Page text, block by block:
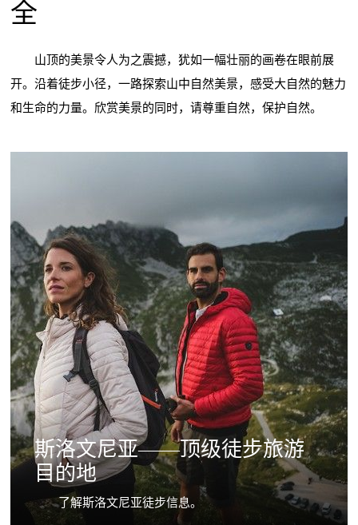
全
山顶的美景令人为之震撼，犹如一幅壮丽的画卷在眼前展
开。沿着徒步小径，一路探索山中自然美景，感受大自然的魅力
和生命的力量。欣赏美景的同时，请尊重自然，保护自然。
斯洛文尼亚——顶级徒步旅游
目的地
了解斯洛文尼亚徒步信息。